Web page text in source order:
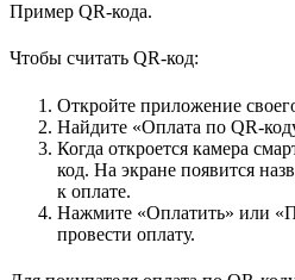
Пример QR-кода.
Чтобы считать QR-код:
Откройте приложение
Найдите «Оплата по QR-
Когда откроется камера
код. На экране появится
к оплате.
Нажмите «Оплатить» или
провести оплату.